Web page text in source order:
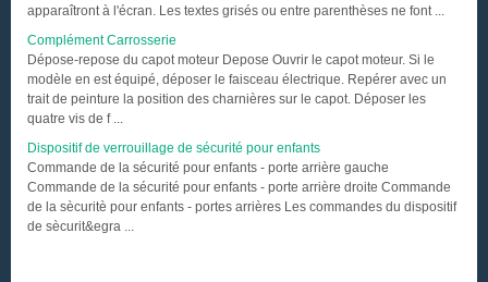
apparaîtront à l'écran. Les textes grisés ou entre parenthèses ne font ...
Complément Carrosserie
Dépose-repose du capot moteur Depose Ouvrir le capot moteur. Si le
modèle en est équipé, déposer le faisceau électrique. Repérer avec un
trait de peinture la position des charnières sur le capot. Déposer les
quatre vis de f ...
Dispositif de verrouillage de sécurité pour enfants
Commande de la sécurité pour enfants - porte arrière gauche
Commande de la sécurité pour enfants - porte arrière droite Commande
de la sècuritè pour enfants - portes arrières Les commandes du dispositif
de sècurit&egra ...